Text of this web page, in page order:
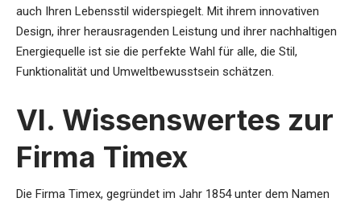
auch Ihren Lebensstil widerspiegelt. Mit ihrem innovativen
Design, ihrer herausragenden Leistung und ihrer nachhaltigen
Energiequelle ist sie die perfekte Wahl für alle, die Stil,
Funktionalität und Umweltbewusstsein schätzen.
VI. Wissenswertes zur
Firma Timex
Die Firma Timex, gegründet im Jahr 1854 unter dem Namen